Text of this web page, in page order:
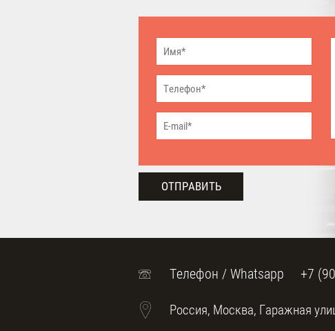
ОТПРАВИТЬ
Телефон / Whatsapp +7
Россия, Москва, Гаражная